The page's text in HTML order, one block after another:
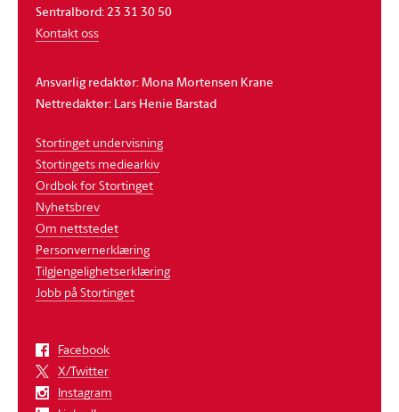
Sentralbord: 23 31 30 50
Kontakt oss
Ansvarlig redaktør: Mona Mortensen Krane
Nettredaktør: Lars Henie Barstad
Stortinget undervisning
Stortingets mediearkiv
Ordbok for Stortinget
Nyhetsbrev
Om nettstedet
Personvernerklæring
Tilgjengelighetserklæring
Jobb på Stortinget
Facebook
X/Twitter
Instagram